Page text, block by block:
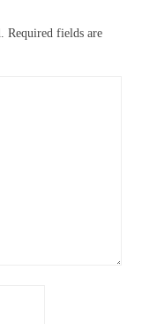
Required fields are